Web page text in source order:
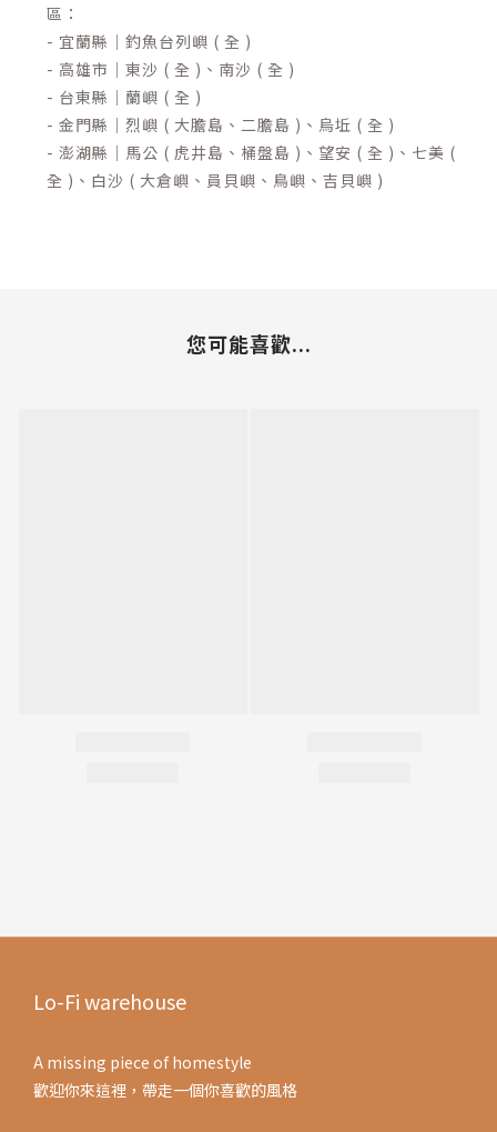
區：
- 宜蘭縣｜釣魚台列嶼 ( 全 )
- 高雄市｜東沙 ( 全 )、南沙 ( 全 )
- 台東縣｜蘭嶼 ( 全 )
- 金門縣｜烈嶼 ( 大膽島、二膽島 )、烏坵 ( 全 )
- 澎湖縣｜馬公 ( 虎井島、桶盤島 )、望安 ( 全 )、七美 (
全 )、白沙 ( 大倉嶼、員貝嶼、鳥嶼、吉貝嶼 )
您可能喜歡...
Lo-Fi warehouse
A missing piece of homestyle
歡迎你來這裡，帶走一個你喜歡的風格